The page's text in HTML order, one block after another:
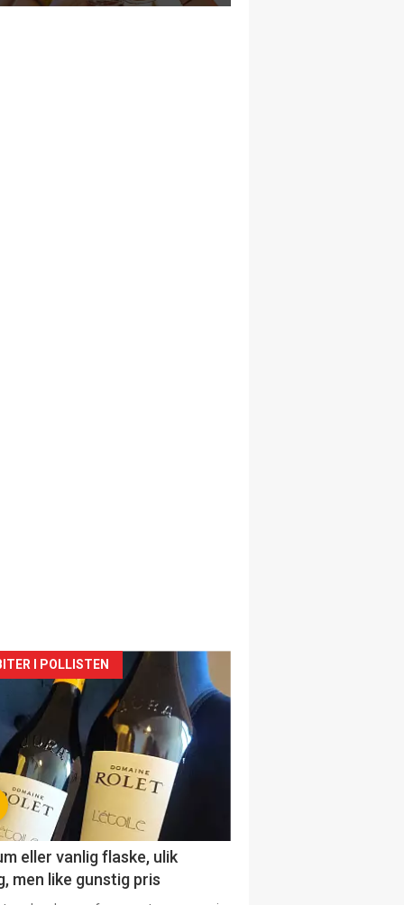
I POLLISTEN
eller vanlig flaske, ulik
men like gunstig pris